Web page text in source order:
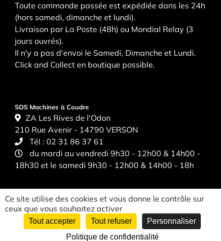
Toute commande passée est expédiée dans les 24h
(hors samedi, dimanche et lundi).
Livraison par La Poste (48h) ou Mondial Relay (3
jours ouvrés).
Il n'y a pas d'envoi le Samedi, Dimanche et Lundi.
Click and Collect en boutique possible.
SOS Machines à Coudre
ZA Les Rives de l'Odon
210 Rue Avenir - 14790 VERSON
Tél : 02 31 86 37 61
du mardi au vendredi 9h30 - 12h00 & 14h00 -
18h30 et le samedi 9h30 - 12h00 & 14h00 - 18h
CGV|Politique de confidentialité|Mentions légales| ©Mediapilote
Normandie
Ce site utilise des cookies et vous donne le contrôle sur
ceux que vous souhaitez activer
Tout accepter Tout refuser
Personnaliser
Politique de confidentialité